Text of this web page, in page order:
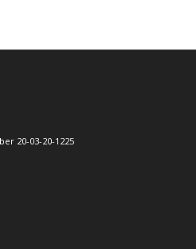
20-03-20-1225